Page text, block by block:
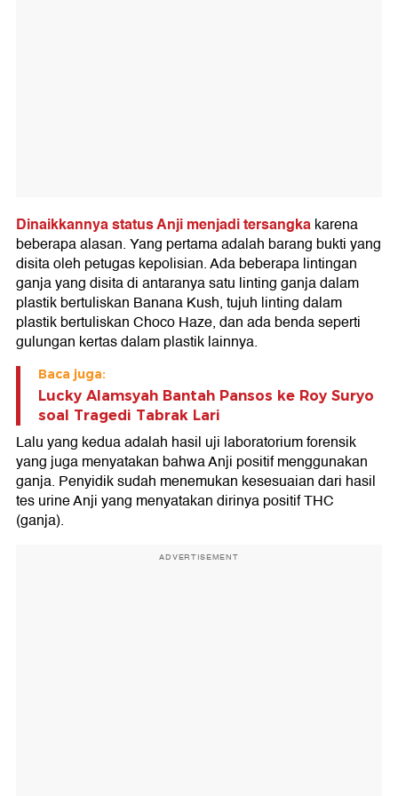
Dinaikkannya status Anji menjadi tersangkakarena
beberapa alasan. Yang pertama adalah barang bukti yang
disita oleh petugas kepolisian. Ada beberapa lintingan
ganja yang disita di antaranya satu linting ganja dalam
plastik bertuliskan Banana Kush, tujuh linting dalam
plastik bertuliskan Choco Haze, dan ada benda seperti
gulungan kertas dalam plastik lainnya.
Baca juga:
Lucky Alamsyah Bantah Pansos ke Roy Suryo
soal Tragedi Tabrak Lari
Lalu yang kedua adalah hasil uji laboratorium forensik
yang juga menyatakan bahwa Anji positif menggunakan
ganja. Penyidik sudah menemukan kesesuaian dari hasil
tes urine Anji yang menyatakan dirinya positif THC
(ganja).
ADVERTISEMENT